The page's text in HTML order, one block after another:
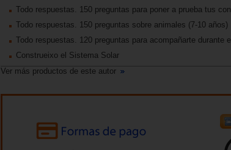
Todo respuestas. 150 preguntas para poner a prueba tus
Todo respuestas. 150 preguntas sobre animales (7-10 años)
Todo respuestas. 120 preguntas para acompañarte durante
Construeixo el Sistema Solar
Ver más productos de este autor